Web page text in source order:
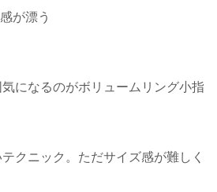
が漂う
になるのがボリュームリング小指
クニック。ただサイズ感が難しく